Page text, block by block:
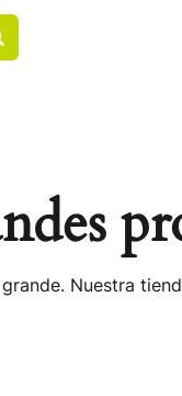
Nuestra